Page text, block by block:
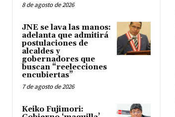
8 de agosto de 2026
JNE se lava las manos:
adelanta que admitirá
postulaciones de
alcaldes y
gobernadores que
buscan “reelecciones
encubiertas”
7 de agosto de 2026
Keiko Fujimori: